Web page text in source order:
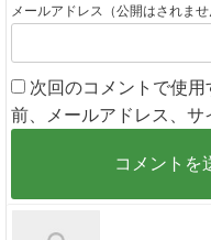
メールアドレス（公開はされませ
次回のコメントで使
前、メールアドレス、サ